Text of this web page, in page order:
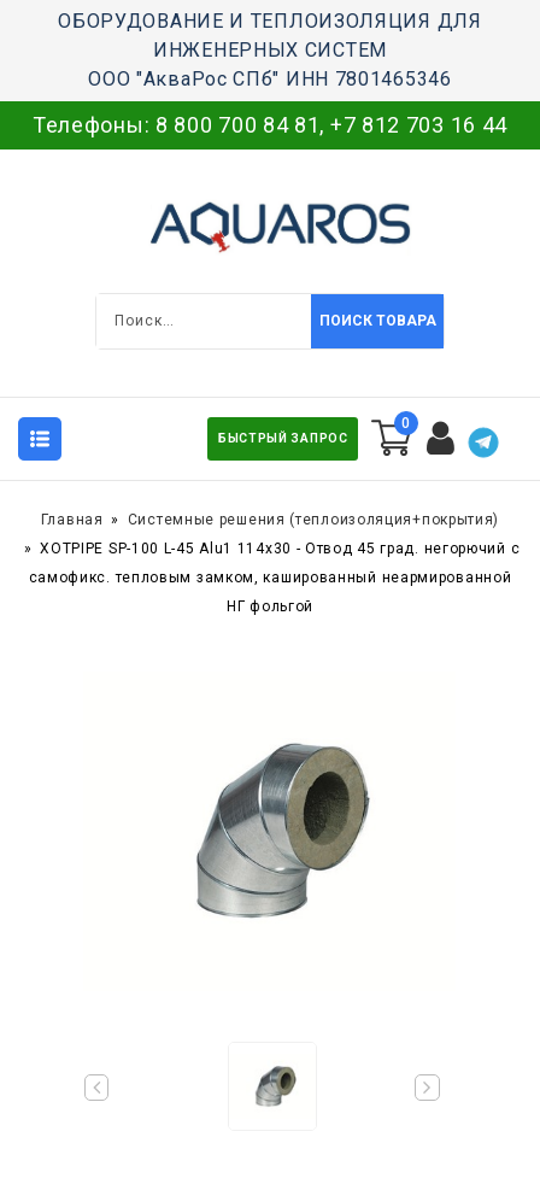
ОБОРУДОВАНИЕ И ТЕПЛОИЗОЛЯЦИЯ ДЛЯ
ИНЖЕНЕРНЫХ СИСТЕМ
ООО "АкваРос СПб" ИНН 7801465346
Телефоны: 8 800 700 84 81, +7 812 703 16 44
ПОИСК ТОВАРА
БЫСТРЫЙ ЗАПРОС
0
Главная
Системные решения (теплоизоляция+покрытия)
XOTPIPE SP-100 L-45 Alu1 114x30 - Отвод 45 град. негорючий c
самофикс. тепловым замком, кашированный неармированной
НГ фольгой